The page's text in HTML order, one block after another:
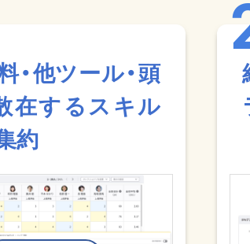
・他ツール・頭
在するスキル
約